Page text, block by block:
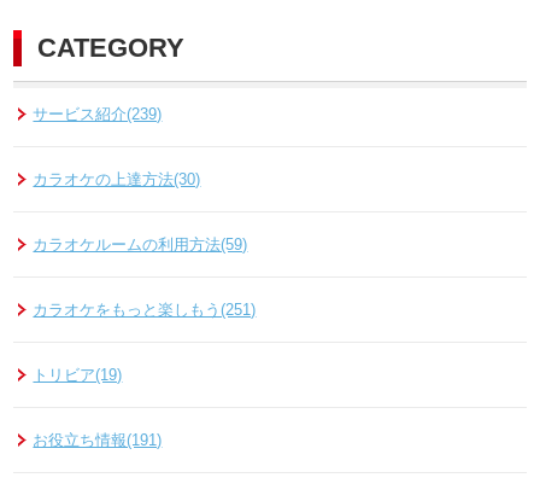
CATEGORY
サービス紹介(239)
カラオケの上達方法(30)
カラオケルームの利用方法(59)
カラオケをもっと楽しもう(251)
トリビア(19)
お役立ち情報(191)